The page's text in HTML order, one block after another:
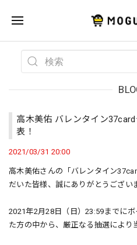
高木美佑 バレンタイン
表！
2021/03/31 20:00
高木美佑さんの「バレンタイン
だいた皆様、誠にありがとうござい
2021年2月28日（日）23:59までに
た方の中から、厳正なる抽選により